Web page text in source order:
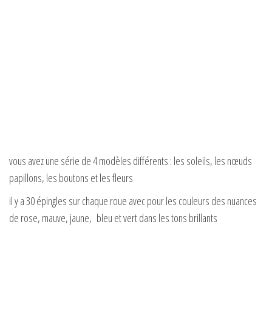
vous avez une série de 4 modèles différents : les soleils, les nœuds
papillons, les boutons et les fleurs
il y a 30 épingles sur chaque roue avec pour les couleurs des nuances
de rose, mauve, jaune, bleu et vert dans les tons brillants